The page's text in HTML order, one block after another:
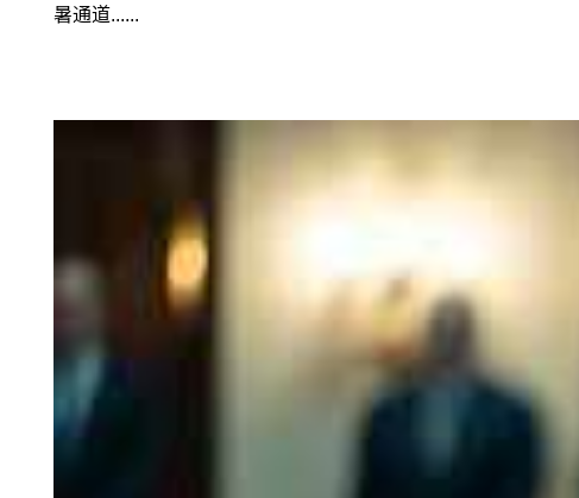
暑通道......